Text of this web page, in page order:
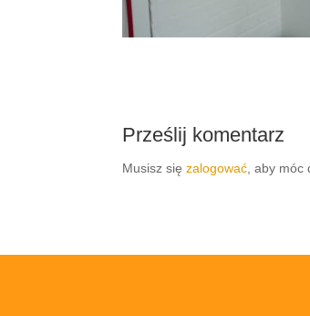
Prześlij komentarz
Musisz sięzalogować , aby